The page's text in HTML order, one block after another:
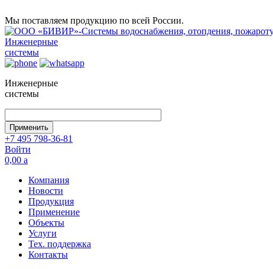
Мы поставляем продукцию по всей России.
Инженерные
системы
Инженерные
системы
+7 495 798-36-81
Войти
0,00 a
Компания
Новости
Продукция
Применение
Объекты
Услуги
Тех. поддержка
Контакты